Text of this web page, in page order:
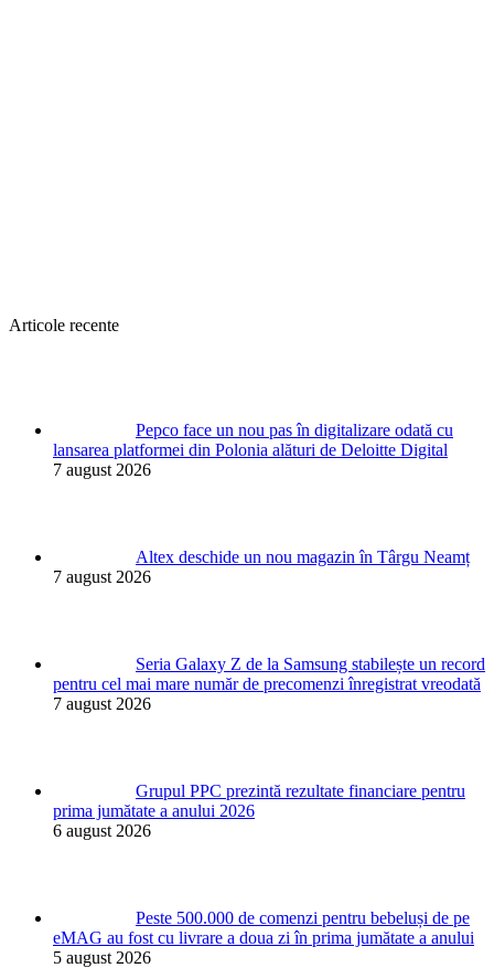
Articole recente
Pepco face un nou pas în digitalizare odată cu
lansarea platformei din Polonia alături de Deloitte Digital
7 august 2026
Altex deschide un nou magazin în Târgu Neamț
7 august 2026
Seria Galaxy Z de la Samsung stabilește un record
pentru cel mai mare număr de precomenzi înregistrat vreodată
7 august 2026
Grupul PPC prezintă rezultate financiare pentru
prima jumătate a anului 2026
6 august 2026
Peste 500.000 de comenzi pentru bebeluși de pe
eMAG au fost cu livrare a doua zi în prima jumătate a anului
5 august 2026